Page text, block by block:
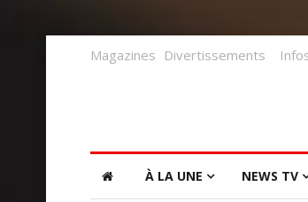
Magazines Divertissements
À LA UNE NEWS TV